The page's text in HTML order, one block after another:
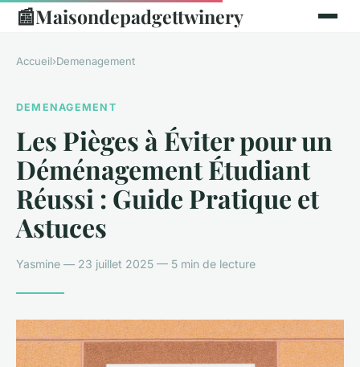
📰Maisondepadgettwinery
Accueil›Demenagement
DEMENAGEMENT
Les Pièges à Éviter pour un
Déménagement Étudiant
Réussi : Guide Pratique et
Astuces
Yasmine — 23 juillet 2025 — 5 min de lecture